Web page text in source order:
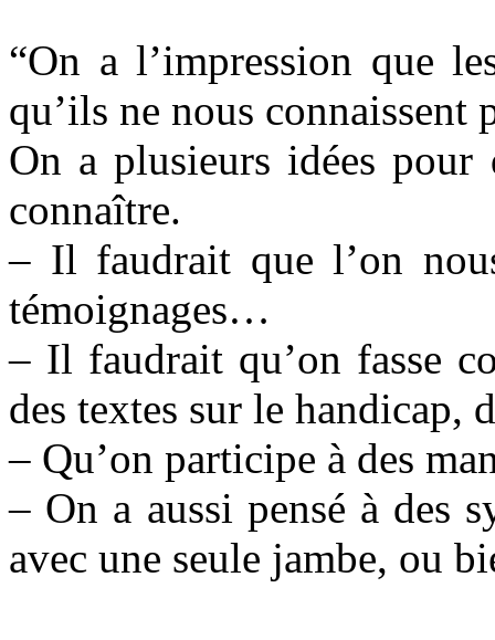
“On a l’impression que
qu’ils ne nous connaissent
On a plusieurs idées pour
connaître.
– Il faudrait que l’on
témoignages…
– Il faudrait qu’on fasse
des textes sur le handicap,
– Qu’on participe à des
– On a aussi pensé à des
avec une seule jambe, ou